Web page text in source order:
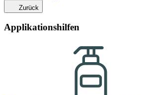
Zurück
Applikationshilfen